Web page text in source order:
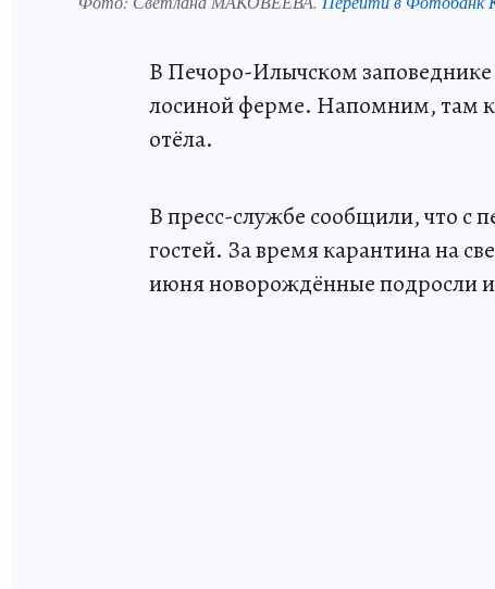
В Печоро-Илычском
лосиной ферме. Напомним, там
отёла.
В пресс-службе сообщили, что с
гостей. За время карантина на
июня новорождённые подросли и